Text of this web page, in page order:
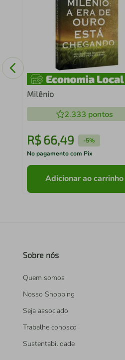
Milênio
2.333 pontos
R$ 66,49 -5%
No pagamento com Pix
Adicionar ao carrinho
Sobre nós
Quem somos
Nosso Shopping
Seja associado
Trabalhe conosco
Sustentabilidade